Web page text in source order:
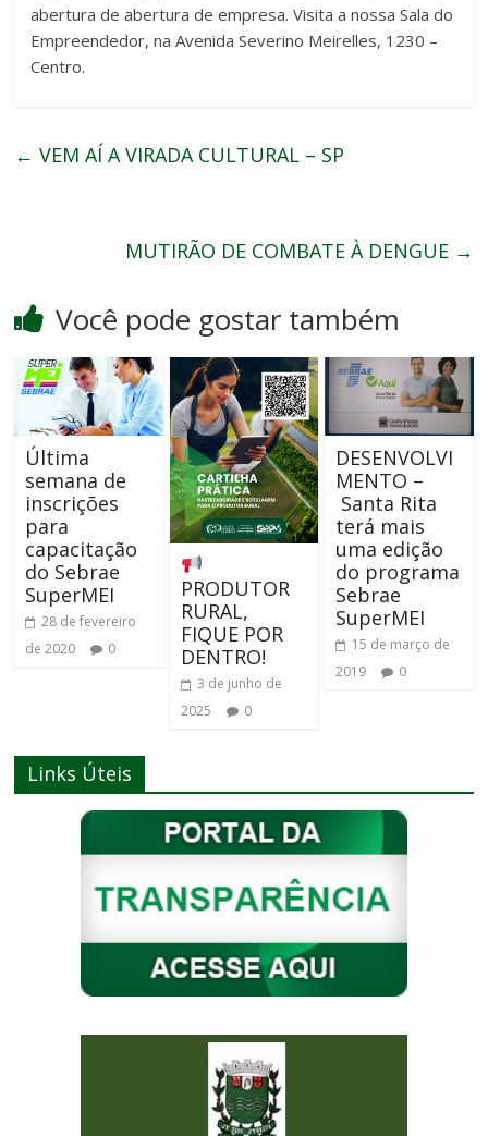
abertura de abertura de empresa. Visita a nossa Sala do
Empreendedor, na Avenida Severino Meirelles, 1230 –
Centro.
← VEM AÍ A VIRADA CULTURAL – SP
MUTIRÃO DE COMBATE À DENGUE →
Você pode gostar também
Última
semana de
inscrições
para
capacitação
do Sebrae
SuperMEI
28 de fevereiro
de 2020
0
PRODUTOR
RURAL,
FIQUE POR
DENTRO!
3 de junho de
2025
0
DESENVOLVI
MENTO –
Santa Rita
terá mais
uma edição
do programa
Sebrae
SuperMEI
15 de março de
2019
0
Links Úteis